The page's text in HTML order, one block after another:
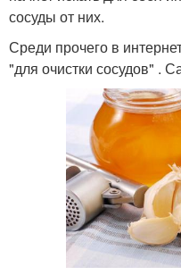
сосуды от них.
Среди прочего в
"для очистки сосудов" .